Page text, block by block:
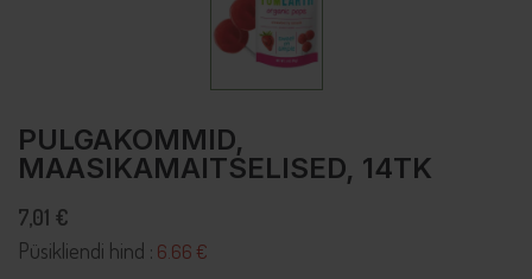
PULGAKOMMID,
MAASIKAMAITSELISED, 14TK
7,01 €
Püsikliendi hind : 6.66 €